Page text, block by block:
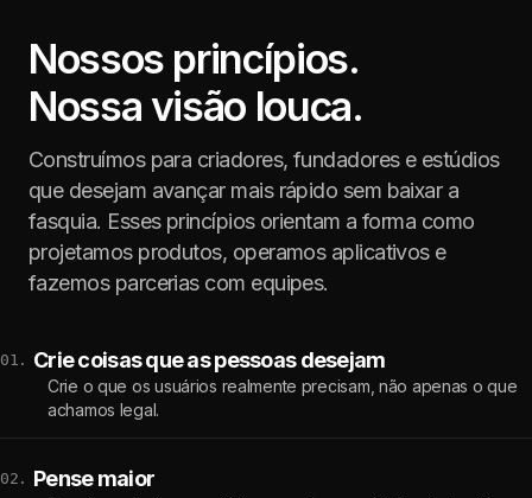
Nossos princípios.
Nossa visão louca.
Construímos para criadores, fundadores e estúdios
que desejam avançar mais rápido sem baixar a
fasquia. Esses princípios orientam a forma como
projetamos produtos, operamos aplicativos e
fazemos parcerias com equipes.
01. Crie coisas que as pessoas desejam
Crie o que os usuários realmente precisam, não apenas o que
achamos legal.
02. Pense maior